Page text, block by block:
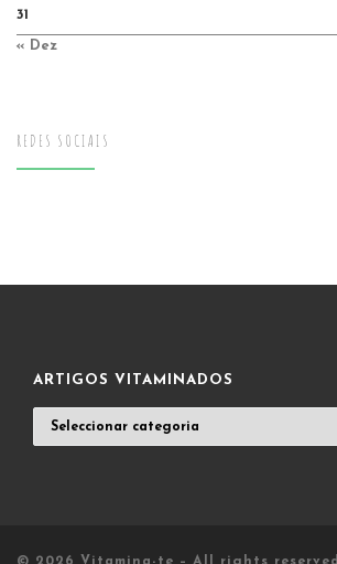
31
« Dez
REDES SOCIAIS
ARTIGOS VITAMINADOS
VITAMINADOS